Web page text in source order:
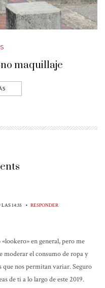
maquillaje
14:35 • RESPONDER
en general, pero me
moderar el consumo de ropa y
que nos permitan variar. Seguro
de ti a lo largo de este 2019.